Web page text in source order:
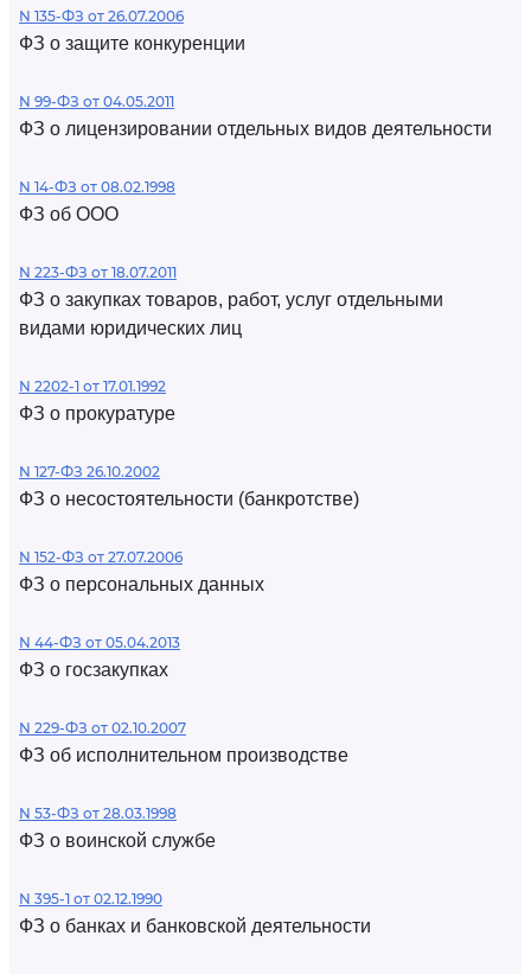
N 135-ФЗ от 26.07.2006
ФЗ о защите конкуренции
N 99-ФЗ от 04.05.2011
ФЗ о лицензировании отдельных видов деятельности
N 14-ФЗ от 08.02.1998
ФЗ об ООО
N 223-ФЗ от 18.07.2011
ФЗ о закупках товаров, работ, услуг отдельными
видами юридических лиц
N 2202-1 от 17.01.1992
ФЗ о прокуратуре
N 127-ФЗ 26.10.2002
ФЗ о несостоятельности (банкротстве)
N 152-ФЗ от 27.07.2006
ФЗ о персональных данных
N 44-ФЗ от 05.04.2013
ФЗ о госзакупках
N 229-ФЗ от 02.10.2007
ФЗ об исполнительном производстве
N 53-ФЗ от 28.03.1998
ФЗ о воинской службе
N 395-1 от 02.12.1990
ФЗ о банках и банковской деятельности